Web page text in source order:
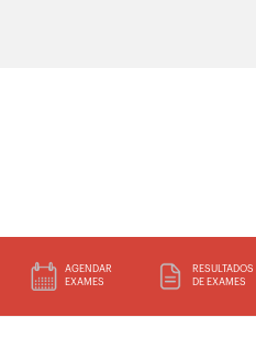
AGENDAR
EXAMES
RESULTADOS
DE EXAMES